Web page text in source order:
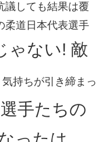
議しても結果は覆
柔道日本代表選手
ゃない! 敵
持ちが引き締まっ
手たちの